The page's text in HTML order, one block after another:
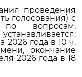
проведения
голосования) с
по вопросам,
2026 года в 10 ч.
окончание
2026 года в 18